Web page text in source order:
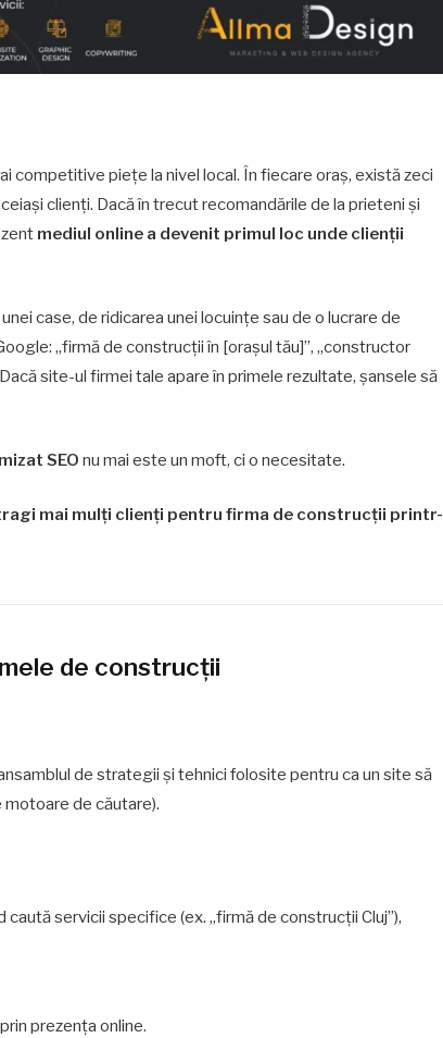
competitive piețe la nivel local. În fiecare oraș, există zeci
clienți. Dacă în trecut recomandările de la prieteni și
mediul online a devenit primul loc unde clienții
case, de ridicarea unei locuințe sau de o lucrare de
„firmă de construcții în [orașul tău]”, „constructor
site-ul firmei tale apare în primele rezultate, șansele să
SEO nu mai este un moft, ci o necesitate.
mai mulți clienți pentru firma de construcții printr-
de construcții
de strategii și tehnici folosite pentru ca un site să
motoare de căutare).
caută servicii specifice (ex. „firmă de construcții Cluj”),
prezența online.